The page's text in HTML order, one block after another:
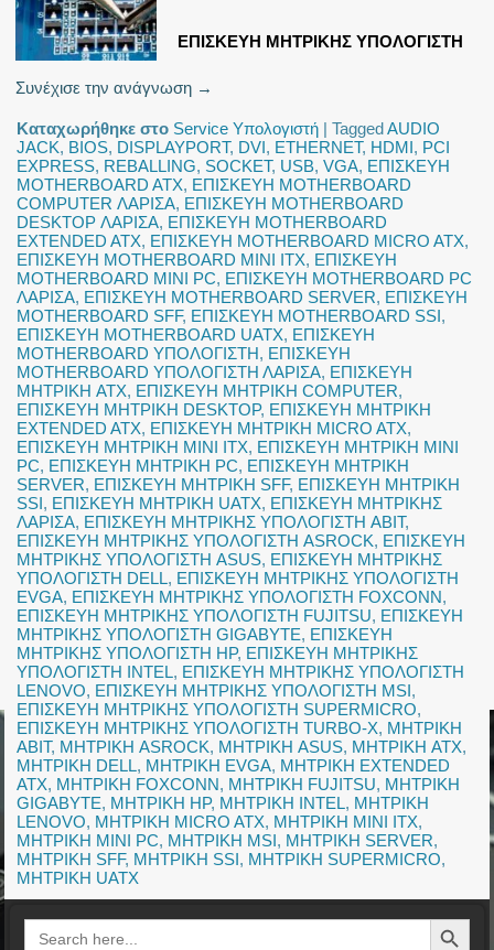
ΕΠΙΣΚΕΥΗ ΜΗΤΡΙΚΗΣ ΥΠΟΛΟΓΙΣΤΗ
Συνέχισε την ανάγνωση →
Καταχωρήθηκε στο Service Υπολογιστή |Tagged AUDIO
JACK, BIOS, DISPLAYPORT, DVI, ETHERNET, HDMI, PCI
EXPRESS, REBALLING, SOCKET, USB,VGA, ΕΠΙΣΚΕΥΗ
MOTHERBOARD ATX, ΕΠΙΣΚΕΥΗ MOTHERBOARD
COMPUTER ΛΑΡΙΣΑ, ΕΠΙΣΚΕΥΗ MOTHERBOARD
DESKTOP ΛΑΡΙΣΑ, ΕΠΙΣΚΕΥΗ MOTHERBOARD
EXTENDED ATX, ΕΠΙΣΚΕΥΗ MOTHERBOARD MICRO ATX,
ΕΠΙΣΚΕΥΗ MOTHERBOARD MINI ITX, ΕΠΙΣΚΕΥΗ
MOTHERBOARD MINI PC, ΕΠΙΣΚΕΥΗ MOTHERBOARD PC
ΛΑΡΙΣΑ, ΕΠΙΣΚΕΥΗ MOTHERBOARD SERVER, ΕΠΙΣΚΕΥΗ
MOTHERBOARD SFF, ΕΠΙΣΚΕΥΗ MOTHERBOARD SSI,
ΕΠΙΣΚΕΥΗ MOTHERBOARD UATX, ΕΠΙΣΚΕΥΗ
MOTHERBOARD ΥΠΟΛΟΓΙΣΤΗ, ΕΠΙΣΚΕΥΗ
MOTHERBOARD ΥΠΟΛΟΓΙΣΤΗ ΛΑΡΙΣΑ, ΕΠΙΣΚΕΥΗ
ΜΗΤΡΙΚΗ ATX, ΕΠΙΣΚΕΥΗ ΜΗΤΡΙΚΗ COMPUTER,
ΕΠΙΣΚΕΥΗ ΜΗΤΡΙΚΗ DESKTOP, ΕΠΙΣΚΕΥΗ ΜΗΤΡΙΚΗ
EXTENDED ATX, ΕΠΙΣΚΕΥΗ ΜΗΤΡΙΚΗ MICRO ATX,
ΕΠΙΣΚΕΥΗ ΜΗΤΡΙΚΗ MINI ITX, ΕΠΙΣΚΕΥΗ ΜΗΤΡΙΚΗ MINI
PC, ΕΠΙΣΚΕΥΗ ΜΗΤΡΙΚΗ PC, ΕΠΙΣΚΕΥΗ ΜΗΤΡΙΚΗ
SERVER, ΕΠΙΣΚΕΥΗ ΜΗΤΡΙΚΗ SFF, ΕΠΙΣΚΕΥΗ ΜΗΤΡΙΚΗ
SSI, ΕΠΙΣΚΕΥΗ ΜΗΤΡΙΚΗ UATX, ΕΠΙΣΚΕΥΗ ΜΗΤΡΙΚΗΣ
ΛΑΡΙΣΑ, ΕΠΙΣΚΕΥΗ ΜΗΤΡΙΚΗΣ ΥΠΟΛΟΓΙΣΤΗ ABIT,
ΕΠΙΣΚΕΥΗ ΜΗΤΡΙΚΗΣ ΥΠΟΛΟΓΙΣΤΗ ASROCK, ΕΠΙΣΚΕΥΗ
ΜΗΤΡΙΚΗΣ ΥΠΟΛΟΓΙΣΤΗ ASUS, ΕΠΙΣΚΕΥΗ ΜΗΤΡΙΚΗΣ
ΥΠΟΛΟΓΙΣΤΗ DELL, ΕΠΙΣΚΕΥΗ ΜΗΤΡΙΚΗΣ ΥΠΟΛΟΓΙΣΤΗ
EVGA, ΕΠΙΣΚΕΥΗ ΜΗΤΡΙΚΗΣ ΥΠΟΛΟΓΙΣΤΗ FOXCONN,
ΕΠΙΣΚΕΥΗ ΜΗΤΡΙΚΗΣ ΥΠΟΛΟΓΙΣΤΗ FUJITSU, ΕΠΙΣΚΕΥΗ
ΜΗΤΡΙΚΗΣ ΥΠΟΛΟΓΙΣΤΗ GIGABYTE, ΕΠΙΣΚΕΥΗ
ΜΗΤΡΙΚΗΣ ΥΠΟΛΟΓΙΣΤΗ HP, ΕΠΙΣΚΕΥΗ ΜΗΤΡΙΚΗΣ
ΥΠΟΛΟΓΙΣΤΗ INTEL, ΕΠΙΣΚΕΥΗ ΜΗΤΡΙΚΗΣ ΥΠΟΛΟΓΙΣΤΗ
LENOVO, ΕΠΙΣΚΕΥΗ ΜΗΤΡΙΚΗΣ ΥΠΟΛΟΓΙΣΤΗ MSI,
ΕΠΙΣΚΕΥΗ ΜΗΤΡΙΚΗΣ ΥΠΟΛΟΓΙΣΤΗ SUPERMICRO,
ΕΠΙΣΚΕΥΗ ΜΗΤΡΙΚΗΣ ΥΠΟΛΟΓΙΣΤΗ TURBO-X, ΜΗΤΡΙΚΗ
ABIT, ΜΗΤΡΙΚΗ ASROCK, ΜΗΤΡΙΚΗ ASUS, ΜΗΤΡΙΚΗ ATX,
ΜΗΤΡΙΚΗ DELL, ΜΗΤΡΙΚΗ EVGA, ΜΗΤΡΙΚΗ EXTENDED
ATX, ΜΗΤΡΙΚΗ FOXCONN, ΜΗΤΡΙΚΗ FUJITSU, ΜΗΤΡΙΚΗ
GIGABYTE, ΜΗΤΡΙΚΗ HP, ΜΗΤΡΙΚΗ INTEL, ΜΗΤΡΙΚΗ
LENOVO, ΜΗΤΡΙΚΗ MICRO ATX, ΜΗΤΡΙΚΗ MINI ITX,
ΜΗΤΡΙΚΗ MINI PC, ΜΗΤΡΙΚΗ MSI, ΜΗΤΡΙΚΗ SERVER,
ΜΗΤΡΙΚΗ SFF, ΜΗΤΡΙΚΗ SSI, ΜΗΤΡΙΚΗ SUPERMICRO,
ΜΗΤΡΙΚΗ UATX
Search
for:
Search Button